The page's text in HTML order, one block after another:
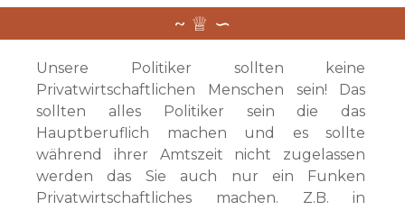
Unsere Politiker sollten keine
Privatwirtschaftlichen Menschen sein! Das
sollten alles Politiker sein die das
Hauptberuflich machen und es sollte
während ihrer Amtszeit nicht zugelassen
werden das Sie auch nur ein Funken
Privatwirtschaftliches machen. Z.B. in